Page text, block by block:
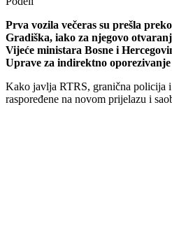
Prva vozila večeras su prešla
Gradiška, iako za njegovo
Vijeće ministara Bosne i
Uprave za indirektno oporezivanje
Kako javlja RTRS, granična policija
raspoređene na novom prijelazu i